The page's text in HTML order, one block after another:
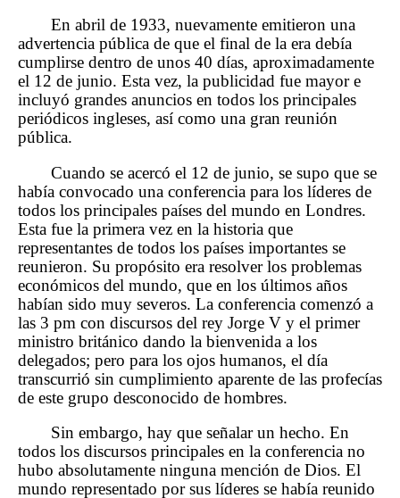
En abril de 1933, nuevamente emitieron una
advertencia pública de que el final de la era debía
cumplirse dentro de unos 40 días, aproximadamente
el 12 de junio. Esta vez, la publicidad fue mayor e
incluyó grandes anuncios en todos los principales
periódicos ingleses, así como una gran reunión
pública.
Cuando se acercó el 12 de junio, se supo que se
había convocado una conferencia para los líderes de
todos los principales países del mundo en Londres.
Esta fue la primera vez en la historia que
representantes de todos los países importantes se
reunieron. Su propósito era resolver los problemas
económicos del mundo, que en los últimos años
habían sido muy severos. La conferencia comenzó a
las 3 pm con discursos del rey Jorge V y el primer
ministro británico dando la bienvenida a los
delegados; pero para los ojos humanos, el día
transcurrió sin cumplimiento aparente de las profecías
de este grupo desconocido de hombres.
Sin embargo, hay que señalar un hecho. En
todos los discursos principales en la conferencia no
hubo absolutamente ninguna mención de Dios. El
mundo representado por sus líderes se había reunido